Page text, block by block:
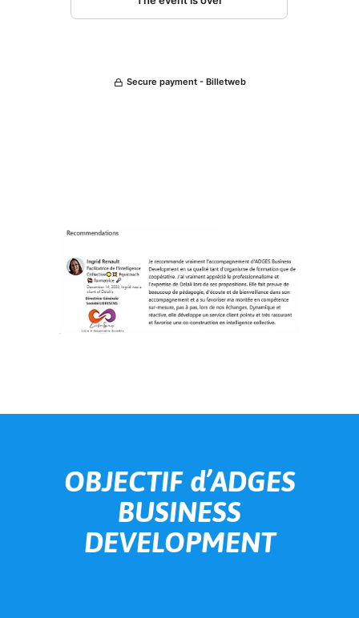
OBJECTIF d’ADGES
BUSINESS
DEVELOPMENT